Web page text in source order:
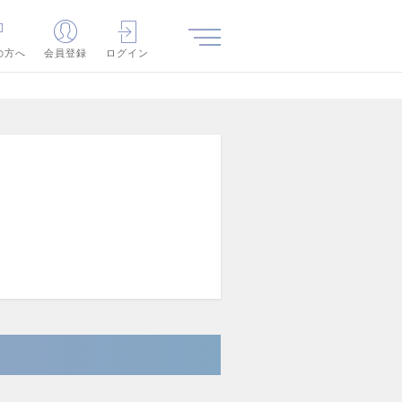
方へ 会員登録 ログイン